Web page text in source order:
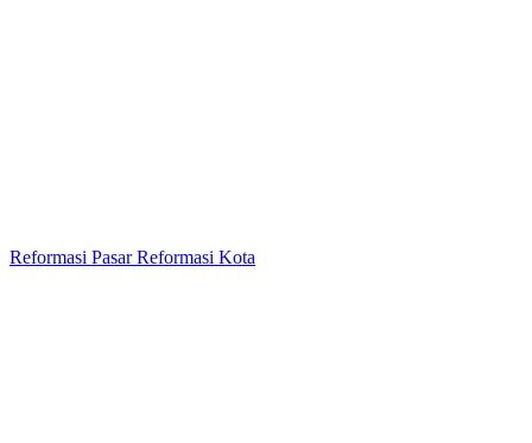
Reformasi Pasar Reformasi Kota